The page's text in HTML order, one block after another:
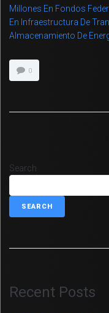
Millones En Fondos
En Infraestructura De
Almacenamiento De
0
Search
SEARCH
Recent Posts